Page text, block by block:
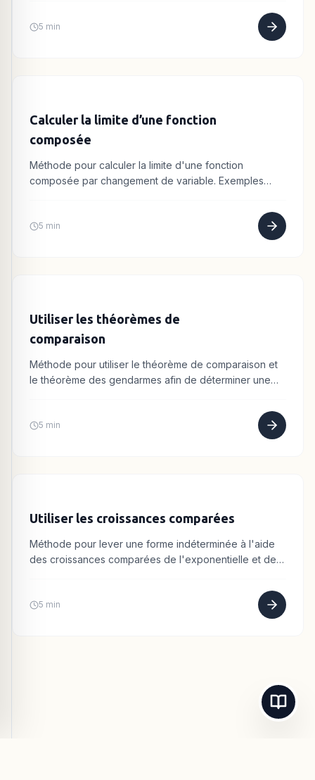
5 min
Calculer la limite d’une fonction
composée
Méthode pour calculer la limite d'une fonction
composée par changement de variable. Exemples
5 min
Utiliser les théorèmes de
comparaison
Méthode pour utiliser le théorème de comparaison et
le théorème des gendarmes afin de déterminer une
5 min
Utiliser les croissances comparées
Méthode pour lever une forme indéterminée à l'aide
des croissances comparées de l'exponentielle et des
5 min